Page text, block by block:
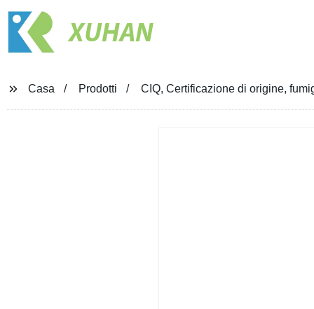
XUHAN
Casa Prodotti CIQ, Certificazione di origine,